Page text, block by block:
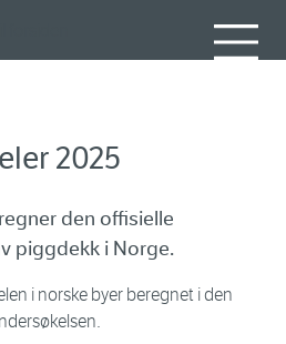
2025
den offisielle
piggdekk i Norge.
i norske byer beregnet i den